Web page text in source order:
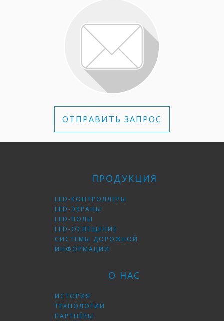
ОТПРАВИТЬ ЗАПРОС
ПРОДУКЦИЯ
LED-КОНТРОЛЛЕРЫ
LED-ЭКРАНЫ
LED-ПОЛЫ
LED-ОСВЕЩЕНИЕ
СИСТЕМЫ ДОРОЖНОЙ
ИНФОРМАЦИИ
О НАС
ИСТОРИЯ
ТЕХНОЛОГИИ
ПАРТНЁРЫ